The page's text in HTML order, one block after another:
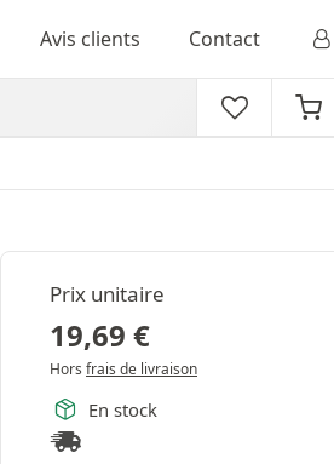
Avis clients Contact
Prix unitaire
19,69 €
Hors frais de livraison
En stock